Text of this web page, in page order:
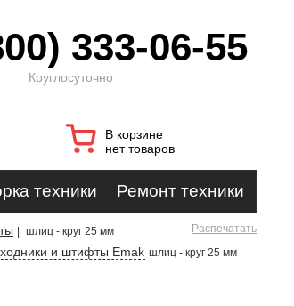
333-06-55
Круглосуточно
В корзине
нет товаров
техники Ремонт техники
шлиц - круг 25 мм Распечатать
и штифты Emak шлиц - круг 25 мм